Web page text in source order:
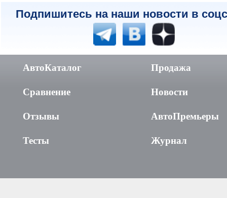
Подпишитесь на наши новости в
АвтоКаталог
Сравнение
Отзывы
Тесты
Продажа
Новости
АвтоПремьеры
Журнал